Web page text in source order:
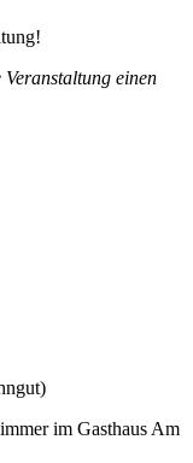
einen
im Gasthaus Am